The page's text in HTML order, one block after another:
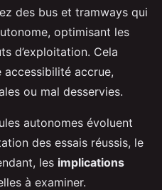
des bus et tramways qui
optimisant les
d’exploitation. Cela
accessibilité accrue,
ou mal desservies.
autonomes évoluent
des essais réussis, le
les implications
à examiner.